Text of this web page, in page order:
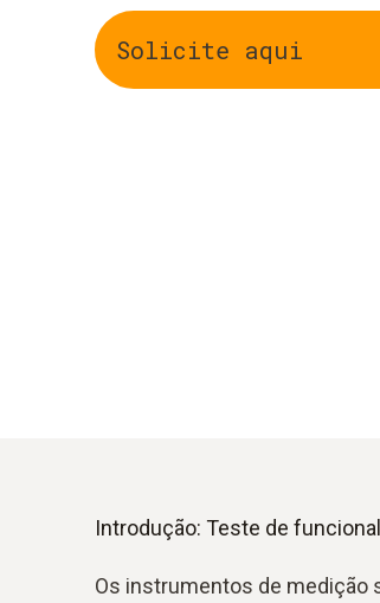
Solicite aqui
Introdução: Teste de
Os instrumentos de medição